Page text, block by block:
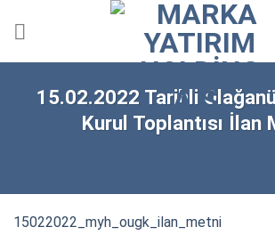
15.02.2022 Tarihli
Kurul Toplantısı İlan
15022022_myh_ougk_ilan_metni